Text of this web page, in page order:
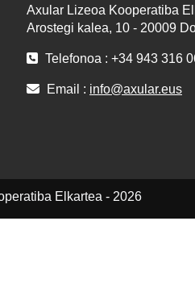
Axular Lizeoa Kooperatiba
Arostegi kalea, 10 - 20009
Telefonoa : +34 943 316
Email : info@axular.eus
Elkartea - 2026